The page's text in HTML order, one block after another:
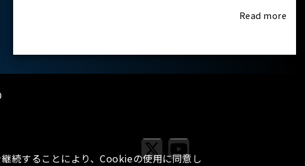
Read more
続することにより、Cookieの使用に同意し